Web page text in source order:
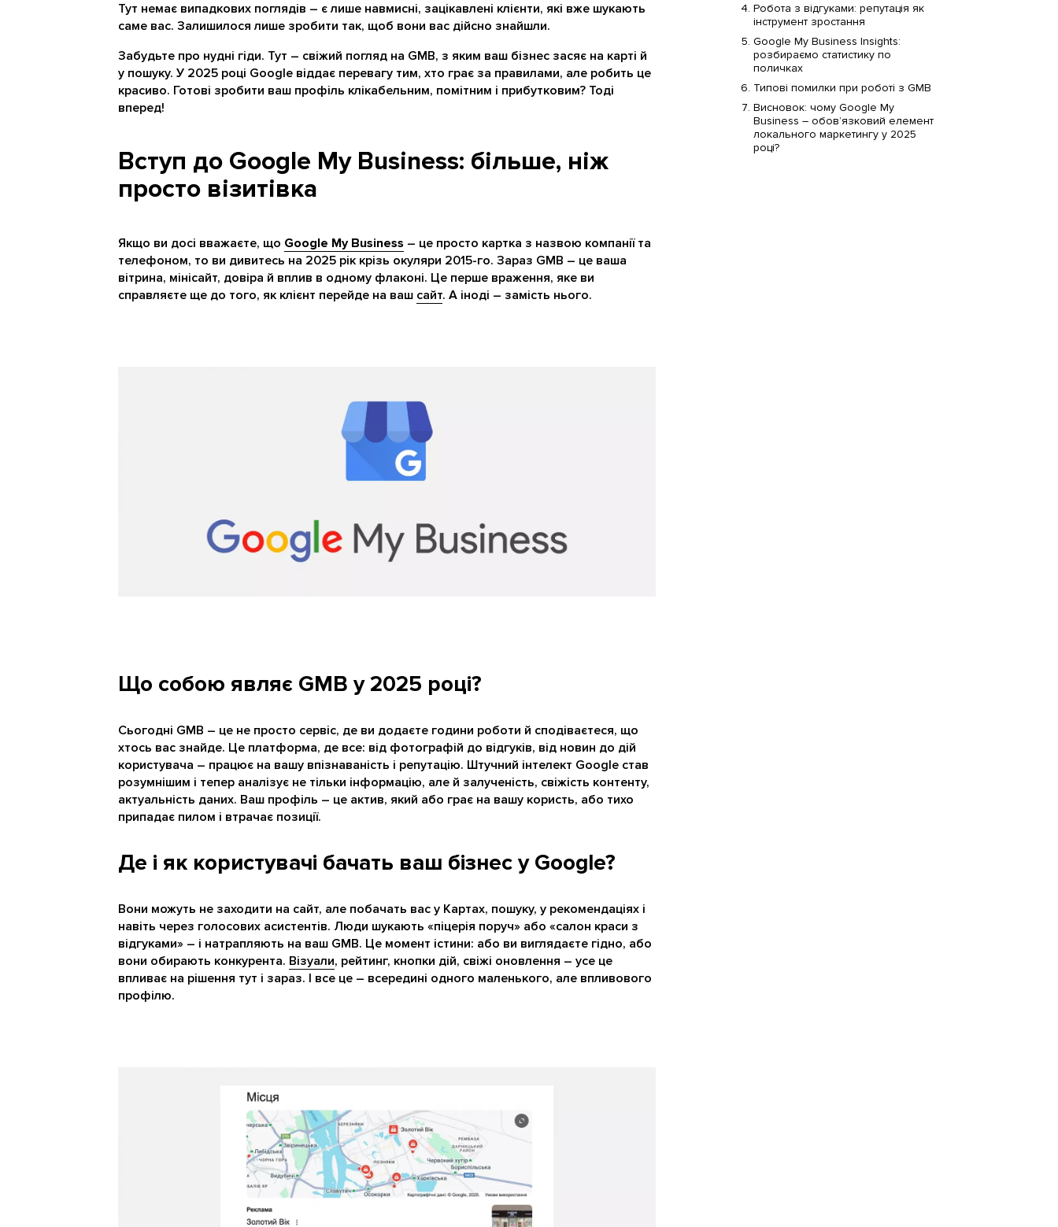
Робота з відгуками: репутація як
інструмент зростання
Google My Business Insights:
розбираємо статистику по
поличках
Типові помилки при роботі з GMB
Висновок: чому Google My
Business – обов’язковий елемент
локального маркетингу у 2025
році?
Тут немає випадкових поглядів – є лише навмисні, зацікавлені клієнти, які вже шукають
саме вас. Залишилося лише зробити так, щоб вони вас дійсно знайшли.
Забудьте про нудні гіди. Тут – свіжий погляд на GMB, з яким ваш бізнес засяє на карті й
у пошуку. У 2025 році Google віддає перевагу тим, хто грає за правилами, але робить це
красиво. Готові зробити ваш профіль клікабельним, помітним і прибутковим? Тоді
вперед!
Вступ до Google My Business: більше, ніж
просто візитівка
Якщо ви досі вважаєте, що Google My Business – це просто картка з назвою компанії та
телефоном, то ви дивитесь на 2025 рік крізь окуляри 2015-го. Зараз GMB – це ваша
вітрина, мінісайт, довіра й вплив в одному флаконі. Це перше враження, яке ви
справляєте ще до того, як клієнт перейде на ваш сайт. А іноді – замість нього.
Що собою являє GMB у 2025 році?
Сьогодні GMB – це не просто сервіс, де ви додаєте години роботи й сподіваєтеся, що
хтось вас знайде. Це платформа, де все: від фотографій до відгуків, від новин до дій
користувача – працює на вашу впізнаваність і репутацію. Штучний інтелект Google став
розумнішим і тепер аналізує не тільки інформацію, але й залученість, свіжість контенту,
актуальність даних. Ваш профіль – це актив, який або грає на вашу користь, або тихо
припадає пилом і втрачає позиції.
Де і як користувачі бачать ваш бізнес у Google?
Вони можуть не заходити на сайт, але побачать вас у Картах, пошуку, у рекомендаціях і
навіть через голосових асистентів. Люди шукають «піцерія поруч» або «салон краси з
відгуками» – і натрапляють на ваш GMB. Це момент істини: або ви виглядаєте гідно, або
вони обирають конкурента. Візуали, рейтинг, кнопки дій, свіжі оновлення – усе це
впливає на рішення тут і зараз. І все це – всередині одного маленького, але впливового
профілю.